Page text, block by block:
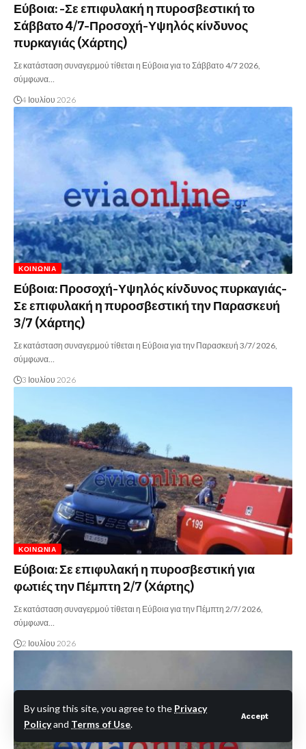
By using this site, you agree to the Privacy
Policyand Terms of Use.
Accept
Εύβοια: -Σε επιφυλακή η πυροσβεστική το
Σάββατο 4/7-Προσοχή-Υψηλός κίνδυνος
πυρκαγιάς (Χάρτης)
Σε κατάσταση συναγερμού τίθεται η Εύβοια για το Σάββατο 4/7 2026,
σύμφωνα…
4 Ιουλίου 2026
ΚΟΙΝΩΝΊΑ
Εύβοια: Προσοχή-Υψηλός κίνδυνος πυρκαγιάς-
Σε επιφυλακή η πυροσβεστική την Παρασκευή
3/7 (Χάρτης)
Σε κατάσταση συναγερμού τίθεται η Εύβοια για την Παρασκευή 3/7/ 2026,
σύμφωνα…
3 Ιουλίου 2026
ΚΟΙΝΩΝΊΑ
Εύβοια: Σε επιφυλακή η πυροσβεστική για
φωτιές την Πέμπτη 2/7 (Χάρτης)
Σε κατάσταση συναγερμού τίθεται η Εύβοια για την Πέμπτη 2/7/ 2026,
σύμφωνα…
2 Ιουλίου 2026